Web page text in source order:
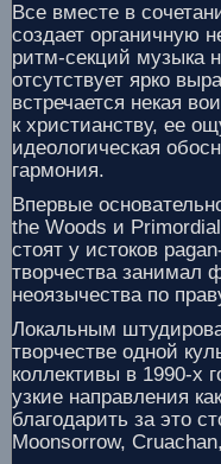
Все вместе в
создает органичную
ритм-секций музыка
отсутствует ярко
встречается некая
к христианству, ее
идеологическая
гармония.
Впервые
the Woods и
стоят у истоков
творчества занимал
неоязычества по
Локальным
творчестве одной
коллективы в 1990-х
узкие направления
благодарить за это
Moonsorrow,